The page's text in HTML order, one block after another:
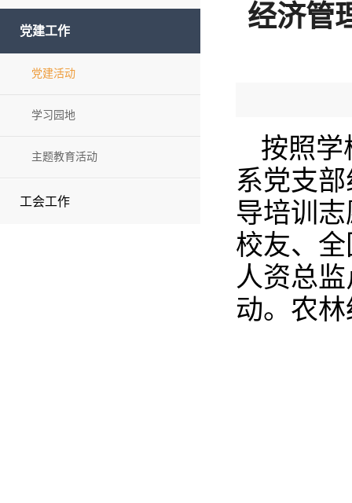
党建工作
党建活动
学习园地
主题教育活动
工会工作
经济管
按照学
系党支
导培训
校友、
人资总
动。 农